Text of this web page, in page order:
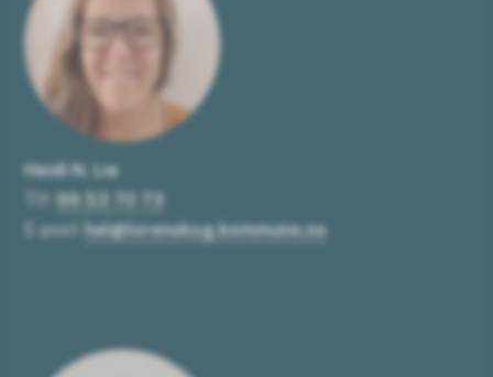
Heidi N. Lie
99 53 70 73
E-post:
hel@lorenskog.kommune.no